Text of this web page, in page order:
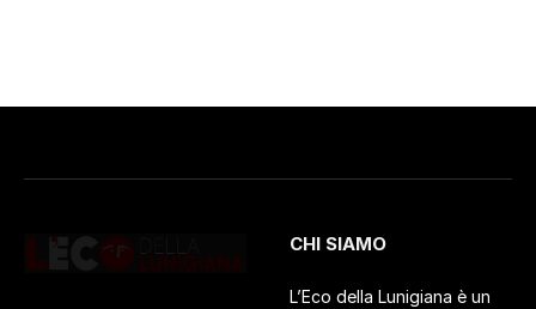
CHI SIAMO
L’Eco della Lunigiana è un